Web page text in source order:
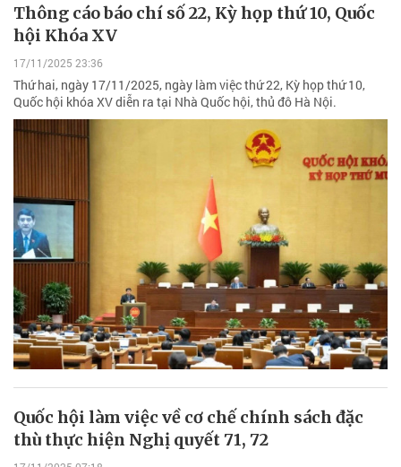
Thông cáo báo chí số 22, Kỳ họp thứ 10, Quốc
hội Khóa XV
17/11/2025 23:36
Thứ hai, ngày 17/11/2025, ngày làm việc thứ 22, Kỳ họp thứ 10,
Quốc hội khóa XV diễn ra tại Nhà Quốc hội, thủ đô Hà Nội.
Quốc hội làm việc về cơ chế chính sách đặc
thù thực hiện Nghị quyết 71, 72